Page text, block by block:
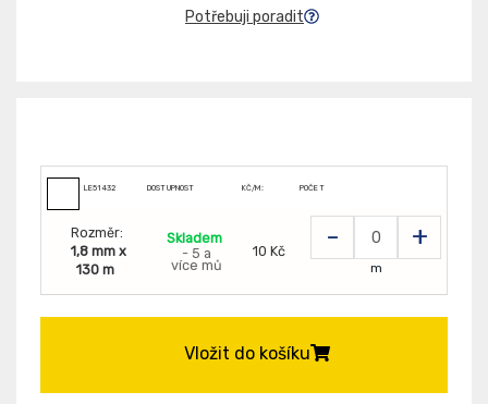
Potřebuji poradit
LE51432 DOSTUPNOST KČ/M: POČET
Rozměr:
1,8 mm x
130 m
Skladem
- 5 a
více mů
10 Kč - +
m
Vložit do košíku